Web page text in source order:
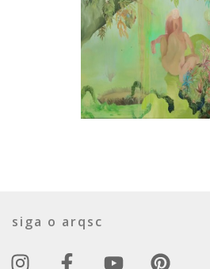
siga o arqsc